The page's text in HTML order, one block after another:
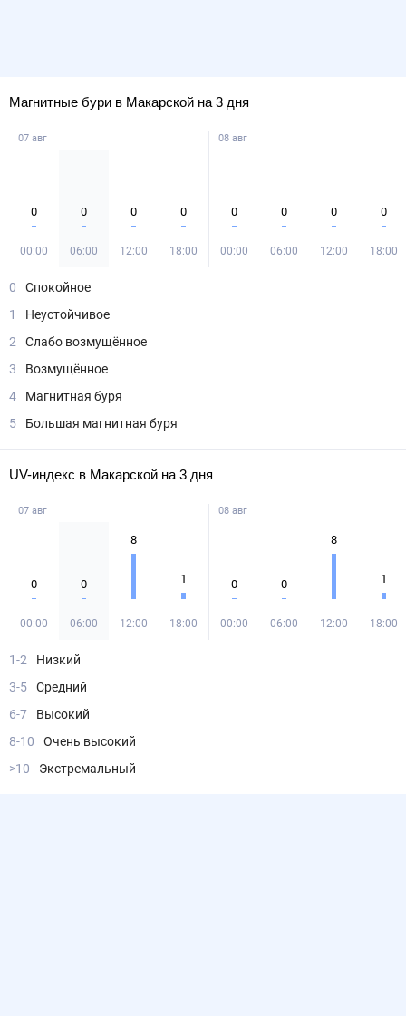
Магнитные бури в Макарской на 3 дня
07 авг
0
00:00
0
06:00
0
12:00
0
18:00
08 авг
0
00:00
0
06:00
0
12:00
0
18:00
0
Спокойное
1
Неустойчивое
2
Слабо возмущённое
3
Возмущённое
4
Магнитная буря
5
Большая магнитная буря
UV-индекс в Макарской на 3 дня
07 авг
0
00:00
0
06:00
8
12:00
1
18:00
08 авг
0
00:00
0
06:00
8
12:00
1
18:00
1-2
Низкий
3-5
Средний
6-7
Высокий
8-10
Очень высокий
>10
Экстремальный